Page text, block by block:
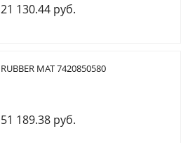
21 130.44 руб.
RUBBER MAT 7420850580
51 189.38 руб.